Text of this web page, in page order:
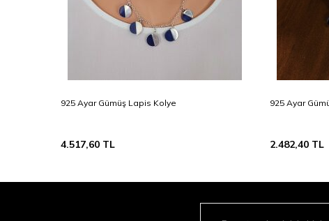
925 Ayar Gümüş Lapis Kolye
4.517,60 TL
925 Ayar
2.482,40 TL